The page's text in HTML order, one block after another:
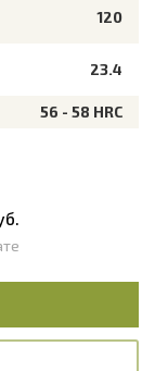
120
23.4
56 - 58 HRC